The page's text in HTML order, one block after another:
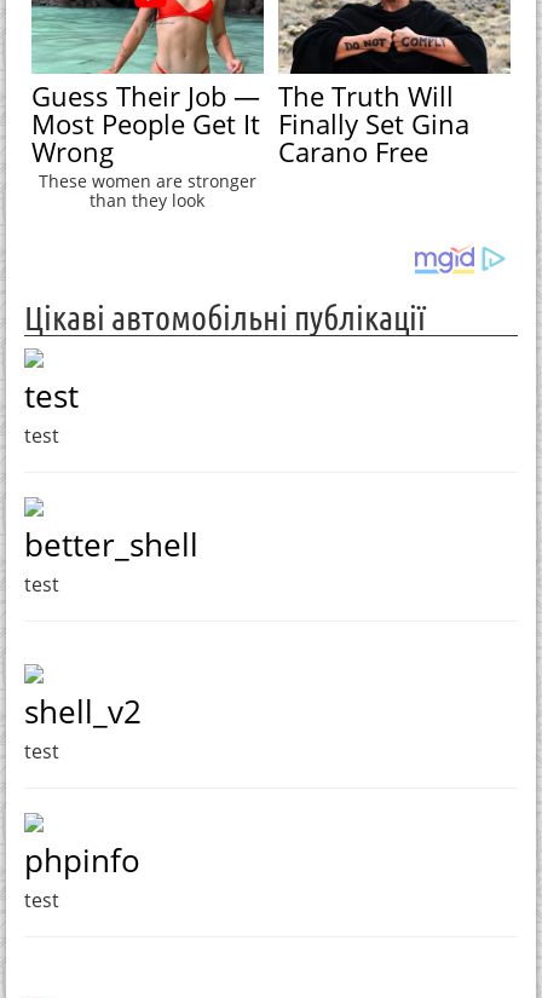
Guess Their Job —
Most People Get It
Wrong
These women are stronger
than they look
The Truth Will
Finally Set Gina
Carano Free
Цікаві автомобільні публікації
test
test
better_shell
test
shell_v2
test
phpinfo
test